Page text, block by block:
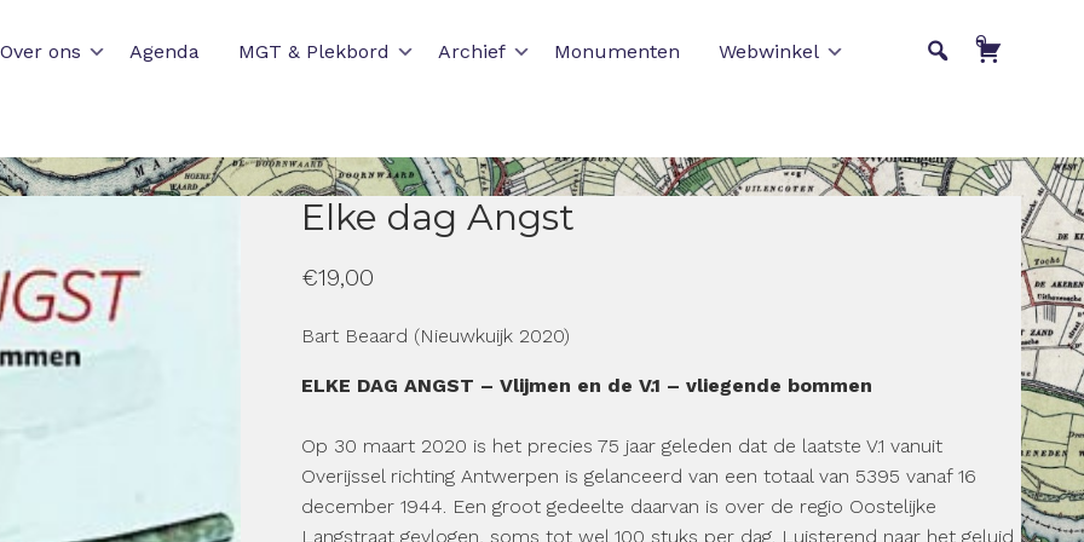
Over ons Agenda MGT & Plekbord Archief Monumenten Webwinkel 0
Elke dag Angst
€19,00
Bart Beaard (Nieuwkuijk 2020)
ELKE DAG ANGST – Vlijmen en de V.1 – vliegende bommen
Op 30 maart 2020 is het precies 75 jaar geleden dat de laatste V.1 vanuit
Overijssel richting Antwerpen is gelanceerd van een totaal van 5395 vanaf 16
december 1944. Een groot gedeelte daarvan is over de regio Oostelijke
Langstraat gevlogen, soms tot wel 100 stuks per dag. Luisterend naar het geluid